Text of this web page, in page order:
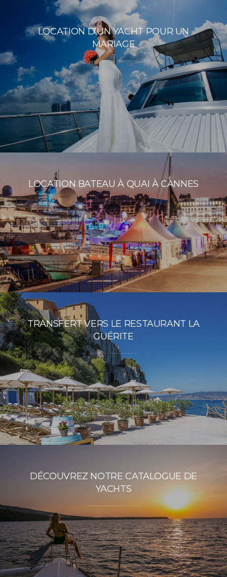
LOCATION D’UN YACHT POUR UN
MARIAGE
LOCATION BATEAU À QUAI À CANNES
TRANSFERT VERS LE RESTAURANT LA
GUÉRITE
DÉCOUVREZ NOTRE CATALOGUE DE
YACHTS